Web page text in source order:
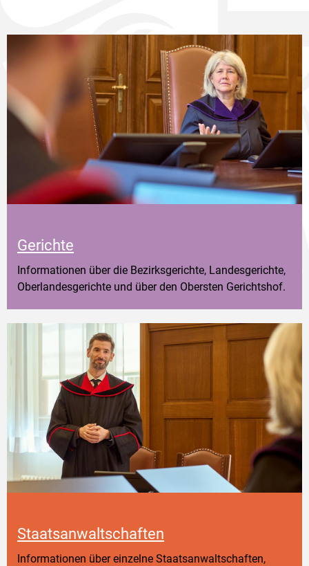
Gerichte
Informationen über die Bezirksgerichte, Landesgerichte,
Oberlandesgerichte und über den Obersten Gerichtshof.
Staatsanwaltschaften
Informationen über einzelne Staatsanwaltschaften,